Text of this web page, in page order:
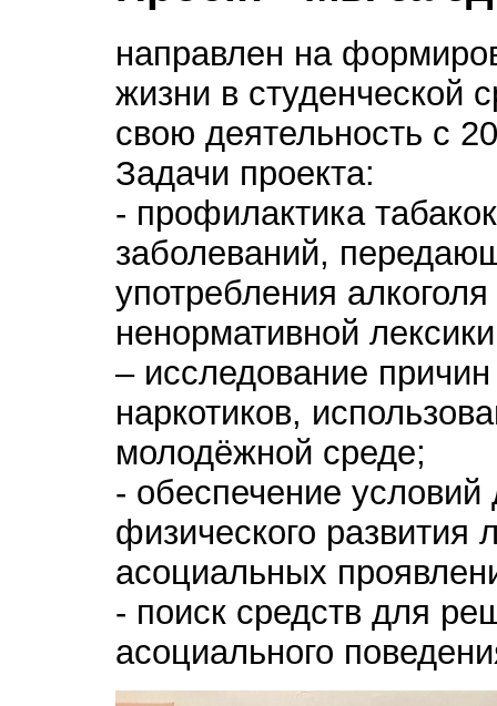
направлен на
жизни в студенческой
свою деятельность с
Задачи проекта:
- профилактика
заболеваний,
употребления
ненормативной
– исследование
наркотиков,
молодёжной среде;
- обеспечение условий
физического развития
асоциальных
- поиск средств для
асоциального